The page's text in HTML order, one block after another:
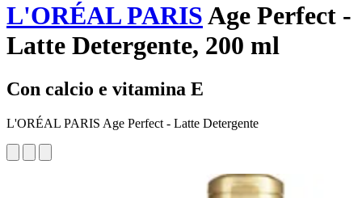
L'ORÉAL PARISAge Perfect -
Latte Detergente, 200 ml
Con calcio e vitamina E
L'ORÉAL PARIS Age Perfect - Latte Detergente